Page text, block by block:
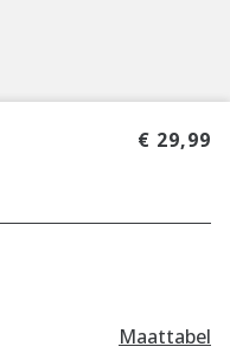
€ 29,99
Maattabel